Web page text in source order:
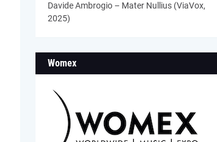
Davide Ambrogio – Mater Nullius (ViaVox,
2025)
Womex